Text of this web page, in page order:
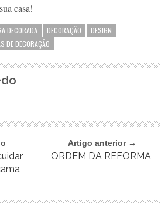
casa!
DECORADA DECORAÇÃO
DESIGN
DE DECORAÇÃO
Artigo anterior →
ORDEM DA REFORMA